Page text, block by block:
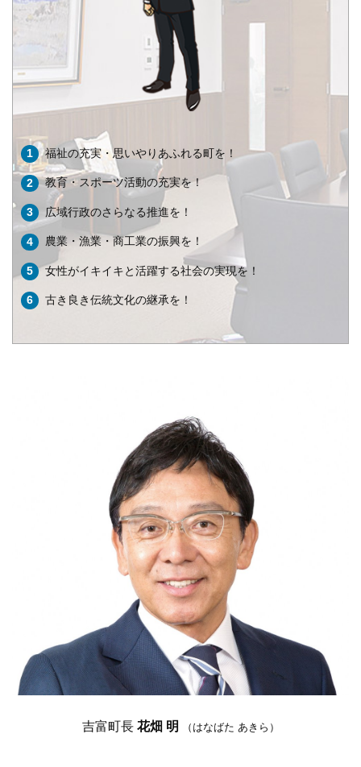
福祉の充実・思いやりあふれる町を！
教育・スポーツ活動の充実を！
広域行政のさらなる推進を！
農業・漁業・商工業の振興を！
女性がイキイキと活躍する社会の実現を！
古き良き伝統文化の継承を！
吉富町長 花畑 明 （はなばた あきら）